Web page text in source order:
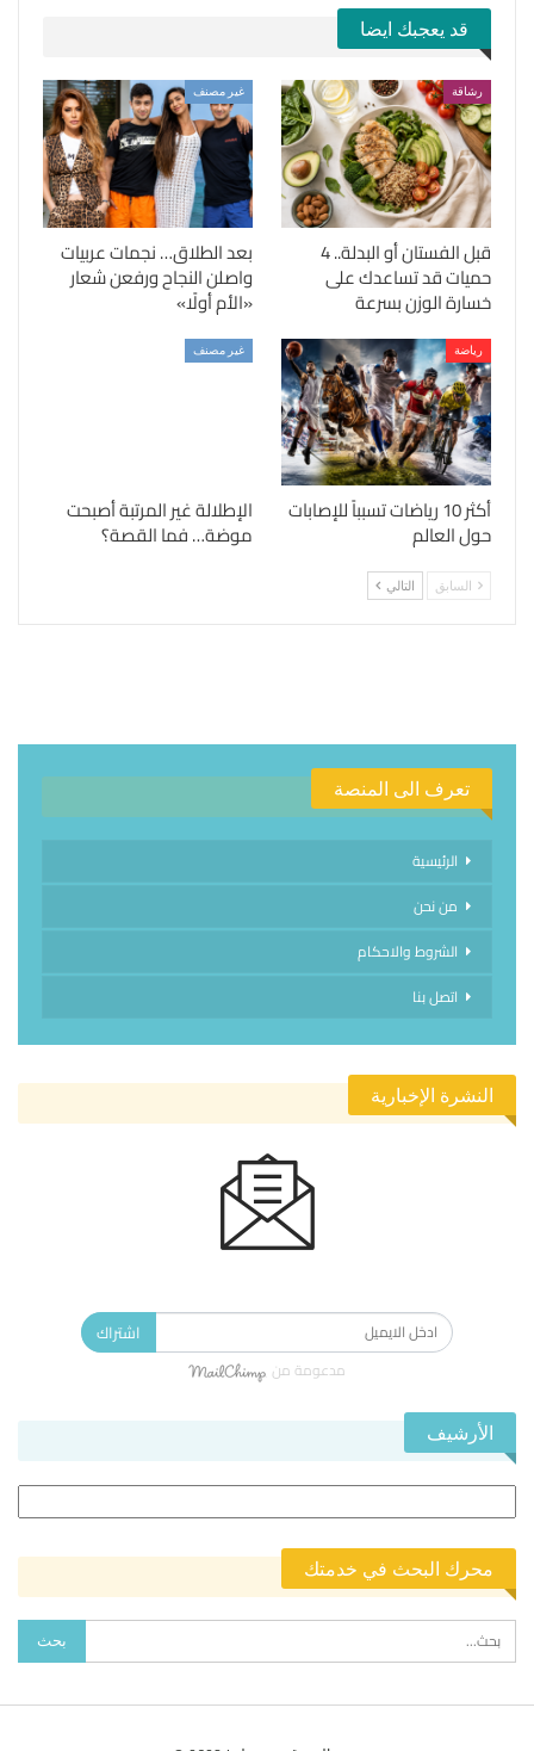
قد يعجبك ايضا
رشاقة
قبل الفستان أو البدلة.. 4
حميات قد تساعدك على
خسارة الوزن بسرعة
غير مصنف
بعد الطلاق… نجمات عربيات
واصلن النجاح ورفعن شعار
«الأم أولًا»
رياضة
أكثر 10 رياضات تسبباً للإصابات
حول العالم
غير مصنف
الإطلالة غير المرتبة أصبحت
موضة… فما القصة؟
السابق التالي
تعرف الى المنصة
الرئيسية
من نحن
الشروط والاحكام
اتصل بنا
النشرة الإخبارية
اشتراك
مدعومة من
الأرشيف
محرك البحث في خدمتك